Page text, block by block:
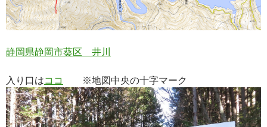
静岡県静岡市葵区 井川
入り口はココ ※地図中央の十字マーク